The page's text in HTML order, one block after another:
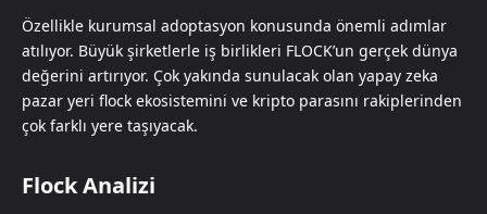
Özellikle kurumsal adoptasyon konusunda önemli adımlar
atılıyor. Büyük şirketlerle iş birlikleri FLOCK’un gerçek dünya
değerini artırıyor. Çok yakında sunulacak olan yapay zeka
pazar yeri flock ekosistemini ve kripto parasını rakiplerinden
çok farklı yere taşıyacak.
Flock Analizi